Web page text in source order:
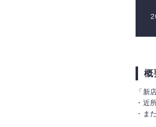
概
「新
・近
・ま